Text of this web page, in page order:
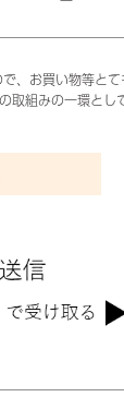
、お買い物等とて
組みの一環とし